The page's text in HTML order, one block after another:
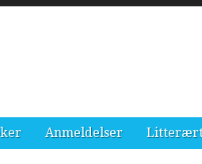
Anmeldelser Litterært